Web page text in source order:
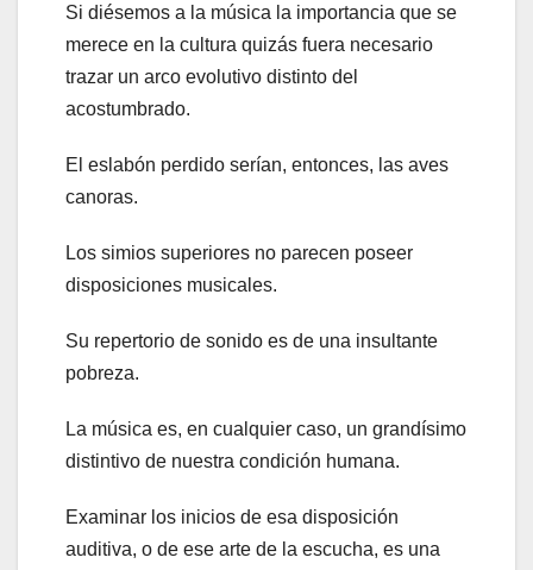
Si diésemos a la música la importancia que se
merece en la cultura quizás fuera necesario
trazar un arco evolutivo distinto del
acostumbrado.
El eslabón perdido serían, entonces, las aves
canoras.
Los simios superiores no parecen poseer
disposiciones musicales.
Su repertorio de sonido es de una insultante
pobreza.
La música es, en cualquier caso, un grandísimo
distintivo de nuestra condición humana.
Examinar los inicios de esa disposición
auditiva, o de ese arte de la escucha, es una